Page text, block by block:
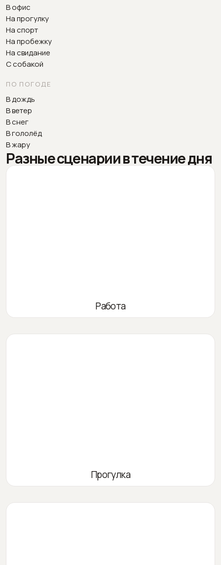
В офис
На прогулку
На спорт
На пробежку
На свидание
С собакой
ПО ПОГОДЕ
В дождь
В ветер
В снег
В гололёд
В жару
Разные сценарии в течение дня
Работа
Прогулка